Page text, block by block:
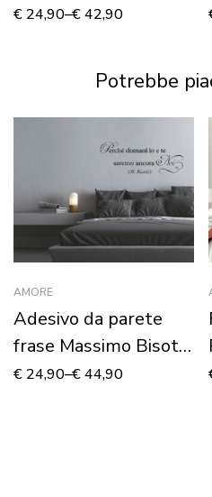
“BEAUTIFUL EYES”
€ 24,90–€42,90
Potrebbe
AMORE
Adesivo da parete
frase Massimo Bisotti
“PERCHÉ DOMANI IO
€ 24,90–€44,90